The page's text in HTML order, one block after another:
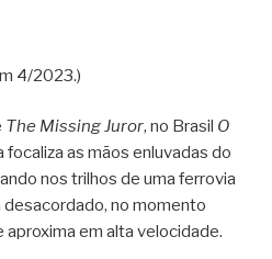
4/2023.)
The Missing Juror, no Brasil O
focaliza as mãos enluvadas do
nos trilhos de uma ferrovia
no momento
em alta velocidade.